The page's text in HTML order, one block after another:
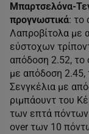
Μπαρτσελόνα-
προγνωστικά: το
Λαπροβίτολα με
εύστοχων
απόδοση 2.52, το
με απόδοση 2.45,
Σενγκέλια με
ριμπάουντ του
των επτά
over των 10